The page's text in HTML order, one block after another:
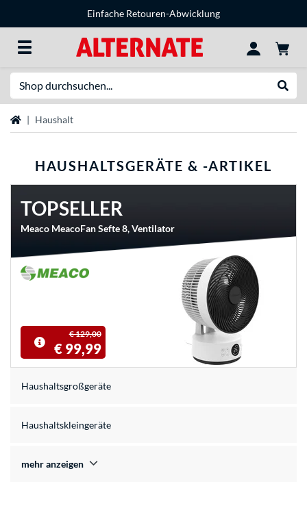
Einfache Retouren-Abwicklung
StartseiteHaushalt
HAUSHALTSGERÄTE & -ARTIKEL
TOPSELLER
Meaco MeacoFan Sefte 8, Ventilator
€ 129,00
€ 99,99
Haushaltsgroßgeräte
Haushaltskleingeräte
mehr anzeigen